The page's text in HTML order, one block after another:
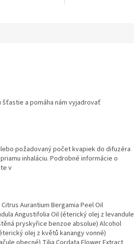
a pomáha nám vyjadrovať
požadovaný počet kvapiek do difuzéra
inhaláciu. Podrobné informácie o
v
Aurantium Bergamia Peel Oil
Angustifolia Oil (éterický olej z levandule
pryskyřice benzoe absolue) Alcohol
olej z květů kanangy vonné)